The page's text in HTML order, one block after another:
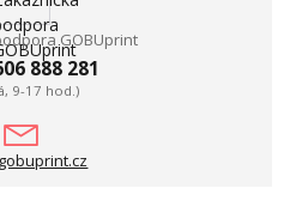
GOBUprint
888 281
9-17 hod.)